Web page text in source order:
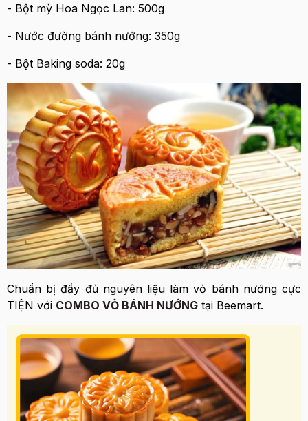
- Bột mỳ Hoa Ngọc Lan: 500g
- Nước đường bánh nướng: 350g
- Bột Baking soda: 20g
Chuẩn bị đầy đủ nguyên liệu làm vỏ bánh nướng cực
TIỆN với COMBO VỎ BÁNH NƯỚNG tại Beemart.